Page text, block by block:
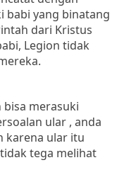
babi yang binatang
dari Kristus
Legion tidak
bisa merasuki
ular , anda
karena ular itu
tega melihat